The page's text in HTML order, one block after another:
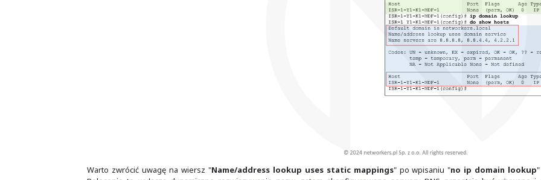
O ile interfejs loopback powinien być domyślnie włączony, to użycie w nim polecenia "no
Interfejsy na routerach lub kartach z portami w trybie L3 są najczęściej domyślnie
domyślnie włączone. Stąd, kiedy jesteśmy w konfiguracji interfejsu fizycznego routera
Interfejs fizyczny routera można zwykle łatwo zlokalizować. Znajduje się on na obudowie
Podobnie jak w systemach z rodziny GNU/Linux mamy plik "/etc/hosts", a w systemach z